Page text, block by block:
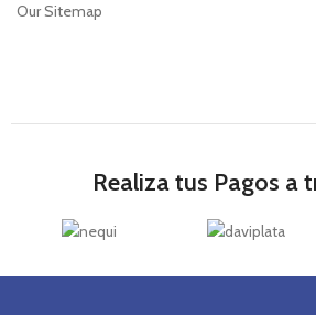
Our Sitemap
Realiza tus Pagos a